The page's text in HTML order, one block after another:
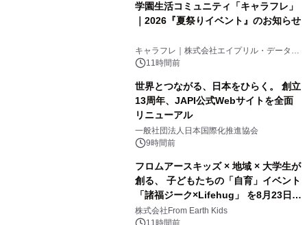
学園生活コミュニティ「キャラフレ」
｜2026『夏祭りイベント』のお知らせ
キャラフレ｜株式会社エイプリル・データ・
デザインズ
11時間前
世界とつながる、日本をひらく。 創立
13周年、JAPI公式Webサイトを全面
リニューアル
一般社団法人日本国際化推進協会
9時間前
フロムアースキッズ × 地域 × 大学生が
創る、 子どもたちの「自育」イベント
「諸福ジーク×Lifehug」 を8月23日
(日)開催
株式会社From Earth Kids
11時間前